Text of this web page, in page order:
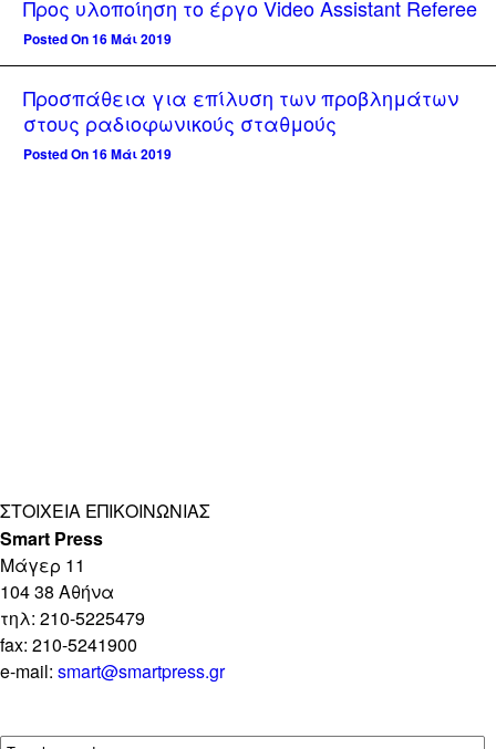
Προς υλοποίηση το έργο Video Assistant Referee
Posted On 16 Μάι 2019
Προσπάθεια για επίλυση των προβλημάτων
στους ραδιοφωνικούς σταθμούς
Posted On 16 Μάι 2019
ΣΤΟΙΧΕΊΑ ΕΠΙΚΟΙΝΩΝΊΑΣ
Smart Press
Mάγερ 11
104 38 Αθήνα
τηλ: 210-5225479
fax: 210-5241900
e-mail: smart@smartpress.gr